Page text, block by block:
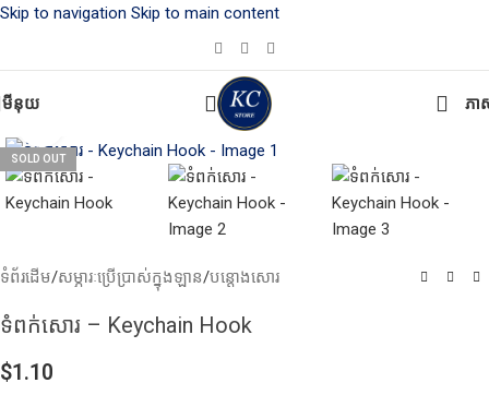
Skip to navigation Skip to main content
🔥DISCOUNT 30% OFF ON ALL ITEMS!
មីនុយ ភា
SOLD OUT
ទំព័រដើម/សម្ភារៈប្រើប្រាស់ក្នុងឡាន/បន្តោងសោរ
ទំពក់សោរ – Keychain Hook
$1.10